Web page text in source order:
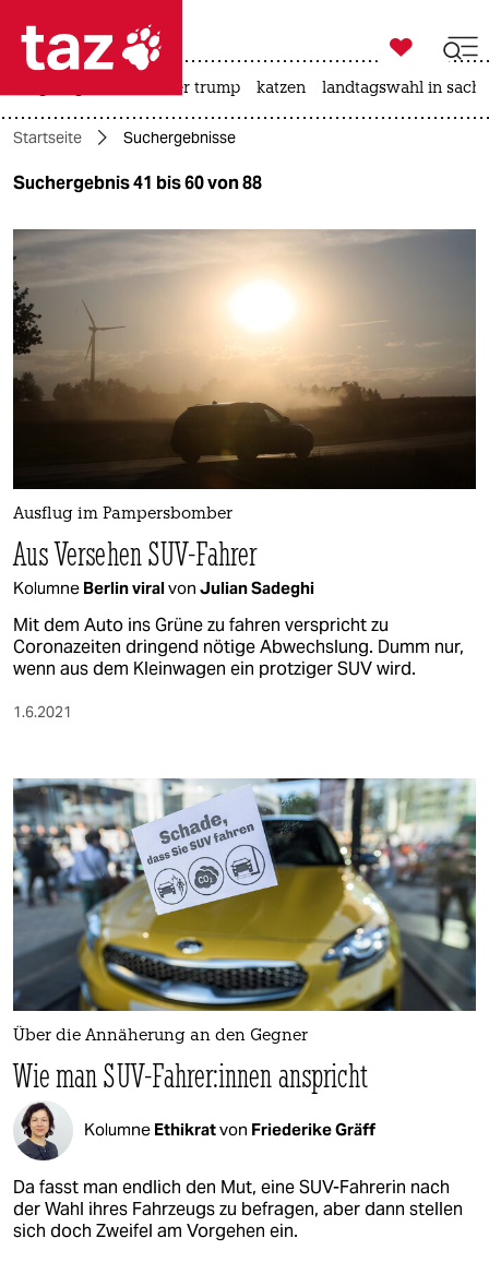
 taz zahl ich
taz zahl ich
themen
politik
öko
gesellschaft
kultur
berlin
nord
wahrheit
verlag
verlag
veranstaltungen
fragen & hilfe
unterstützen
abo
genossenschaft
epaper login

taz zahl ich
usa unter trump katzen landtagswahl in
Startseite Suchergebnisse
Suchergebnis 41 bis 60 von 88
Ausflug im Pampersbomber
Aus Versehen SUV-Fahrer
Kolumne Berlin viralvon Julian Sadeghi
Mit dem Auto ins Grüne zu fahren verspricht zu
Coronazeiten dringend nötige Abwechslung. Dumm nur,
wenn aus dem Kleinwagen ein protziger SUV wird.
1.6.2021
Über die Annäherung an den Gegner
Wie man SUV-Fahrer:innen anspricht
Kolumne Ethikratvon Friederike Gräff
Da fasst man endlich den Mut, eine SUV-Fahrerin nach
der Wahl ihres Fahrzeugs zu befragen, aber dann stellen
sich doch Zweifel am Vorgehen ein.